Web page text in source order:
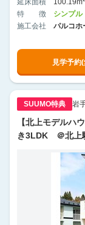
延床面積
100.19m
特徴
シンプル
施工会社
パルコホ
見学予約
SUUMO特典 岩
【北上モデルハ
き3LDK ＠北上